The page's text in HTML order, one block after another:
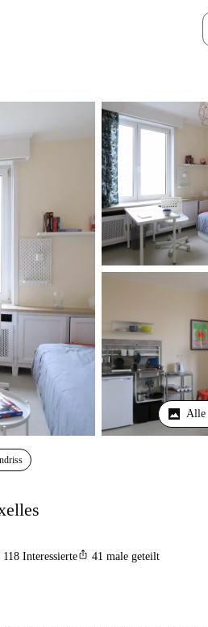
Alle
118 Interessierteios_share 41 male geteilt